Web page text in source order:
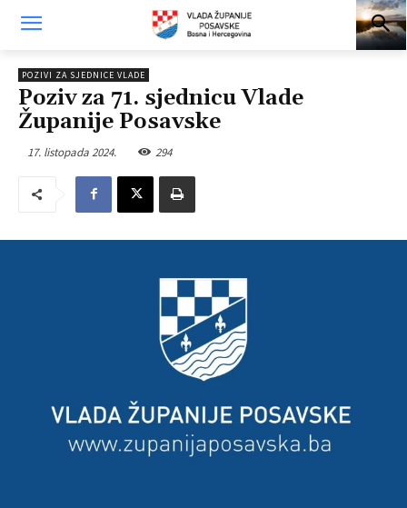
POZIVI ZA SJEDNICE VLADE
Poziv za 71. sjednicu Vlade
Županije Posavske
17. listopada 2024. 294